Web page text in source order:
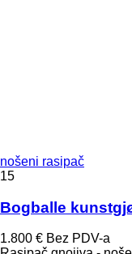
nošeni rasipač
15
Bogballe
1.800 € Bez PDV-a